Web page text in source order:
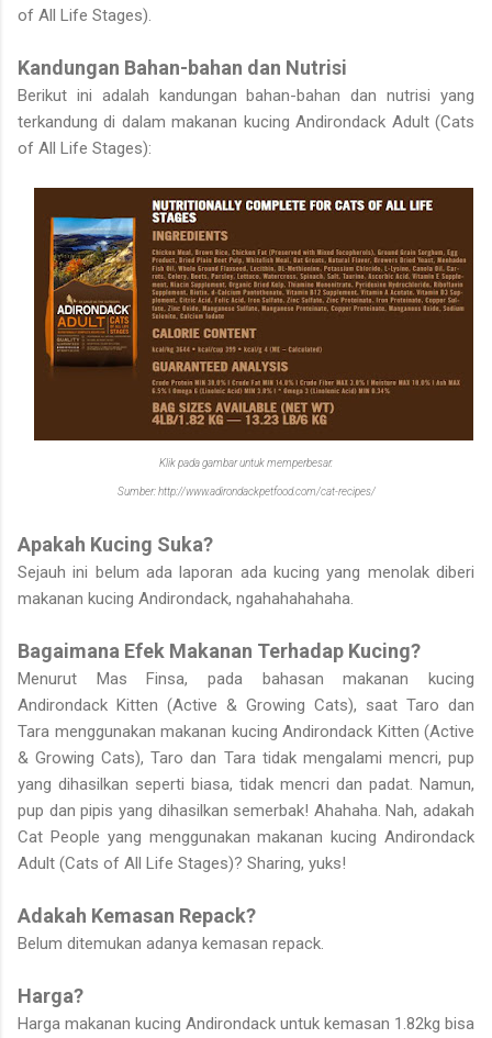
of All Life Stages).
Kandungan Bahan-bahan dan Nutrisi
Berikut ini adalah kandungan bahan-bahan dan nutrisi yang
terkandung di dalam makanan kucing Andirondack Adult (Cats
of All Life Stages):
Klik pada gambar untuk memperbesar.
Sumber: http://www.adirondackpetfood.com/cat-recipes/
Apakah Kucing Suka?
Sejauh ini belum ada laporan ada kucing yang menolak diberi
makanan kucing Andirondack, ngahahahahaha.
Bagaimana Efek Makanan Terhadap Kucing?
Menurut Mas Finsa, pada bahasan makanan kucing
Andirondack Kitten (Active & Growing Cats), saat Taro dan
Tara menggunakan makanan kucing Andirondack Kitten (Active
& Growing Cats), Taro dan Tara tidak mengalami mencri, pup
yang dihasilkan seperti biasa, tidak mencri dan padat. Namun,
pup dan pipis yang dihasilkan semerbak! Ahahaha. Nah, adakah
Cat People yang menggunakan makanan kucing Andirondack
Adult (Cats of All Life Stages)? Sharing, yuks!
Adakah Kemasan Repack?
Belum ditemukan adanya kemasan repack.
Harga?
Harga makanan kucing Andirondack untuk kemasan 1.82kg bisa